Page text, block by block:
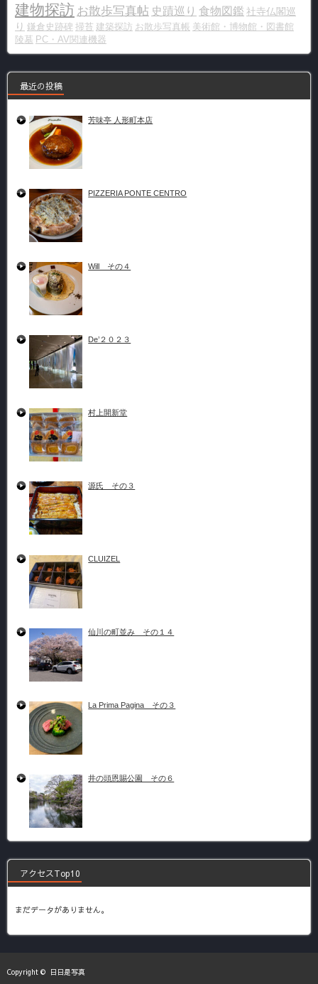
建物探訪 お散歩写真帖 史蹟巡り 食物図鑑 社寺仏閣巡
り 鎌倉史跡碑 掃苔 建築探訪 お散歩写真帳 美術館・博物館・図書館
陵墓 PC・AV関連機器
最近の投稿
芳味亭 人形町本店
PIZZERIA PONTE CENTRO
Will その４
De’２０２３
村上開新堂
源氏 その３
CLUIZEL
仙川の町並み その１４
La Prima Pagina その３
井の頭恩賜公園 その６
アクセスTop10
まだデータがありません。
Copyright © 日日是写真